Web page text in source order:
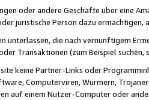
oder andere Geschäfte über eine
juristische Person dazu
unterlassen, die nach vernünftigem
Transaktionen (zum Beispiel
keine Partner-Links oder
Computerviren, Würmern,
auf einem Nutzer-Computer oder